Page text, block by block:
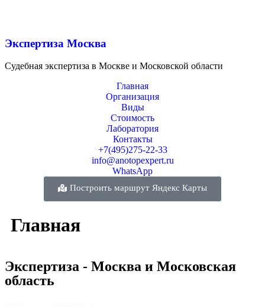
Экспертиза Москва
Судебная экспертиза в Москве и Московской области
Главная
Организация
Виды
Стоимость
Лаборатория
Контакты
+7(495)275-22-33
info@anotopexpert.ru
WhatsApp
Построить маршрут Яндекс Карты
Главная
Экспертиза - Москва и Московская
область